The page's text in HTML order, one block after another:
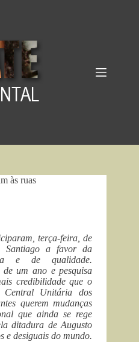
às ruas
terça-feira, de
Santiago a favor da
e de qualidade.
um ano e pesquisa
credibilidade que o
Unitária dos
querem mudanças
que ainda se rege
ditadura de Augusto
e desiguais do mundo.